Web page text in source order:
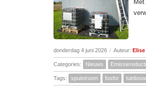
donderdag 4 juni 2026 / Auteur: Elise
Categories: Nieuws
Tags: spuistroom fosfor